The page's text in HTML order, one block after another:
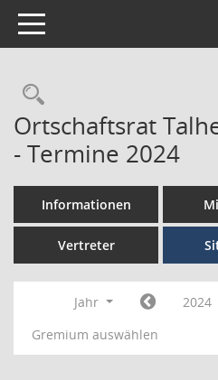
Toggle navigation
Ortschaftsrat
- Termine 2024
Informationen
Vertreter
Jahr
2024
Gremium auswählen